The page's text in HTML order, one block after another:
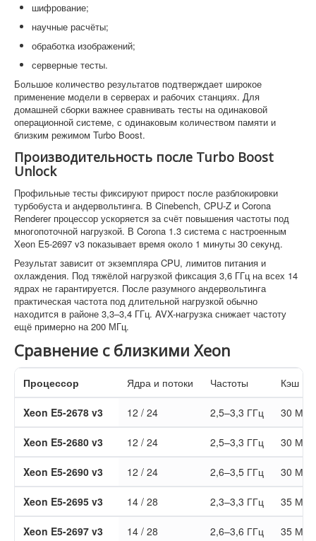
шифрование;
научные расчёты;
обработка изображений;
серверные тесты.
Большое количество результатов подтверждает широкое
применение модели в серверах и рабочих станциях. Для
домашней сборки важнее сравнивать тесты на одинаковой
операционной системе, с одинаковым количеством памяти и
близким режимом Turbo Boost.
Производительность после Turbo Boost
Unlock
Профильные тесты фиксируют прирост после разблокировки
турбобуста и андервольтинга. В Cinebench, CPU-Z и Corona
Renderer процессор ускоряется за счёт повышения частоты под
многопоточной нагрузкой. В Corona 1.3 система с настроенным
Xeon E5-2697 v3 показывает время около 1 минуты 30 секунд.
Результат зависит от экземпляра CPU, лимитов питания и
охлаждения. Под тяжёлой нагрузкой фиксация 3,6 ГГц на всех 14
ядрах не гарантируется. После разумного андервольтинга
практическая частота под длительной нагрузкой обычно
находится в районе 3,3–3,4 ГГц. AVX-нагрузка снижает частоту
ещё примерно на 200 МГц.
Сравнение с близкими Xeon
Процессор Ядра и потоки Частоты Кэш L3
Xeon E5-2678 v3 12 / 24 2,5–3,3 ГГц 30 МБ
Xeon E5-2680 v3 12 / 24 2,5–3,3 ГГц 30 МБ
Xeon E5-2690 v3 12 / 24 2,6–3,5 ГГц 30 МБ
Xeon E5-2695 v3 14 / 28 2,3–3,3 ГГц 35 МБ
Xeon E5-2697 v3 14 / 28 2,6–3,6 ГГц 35 МБ